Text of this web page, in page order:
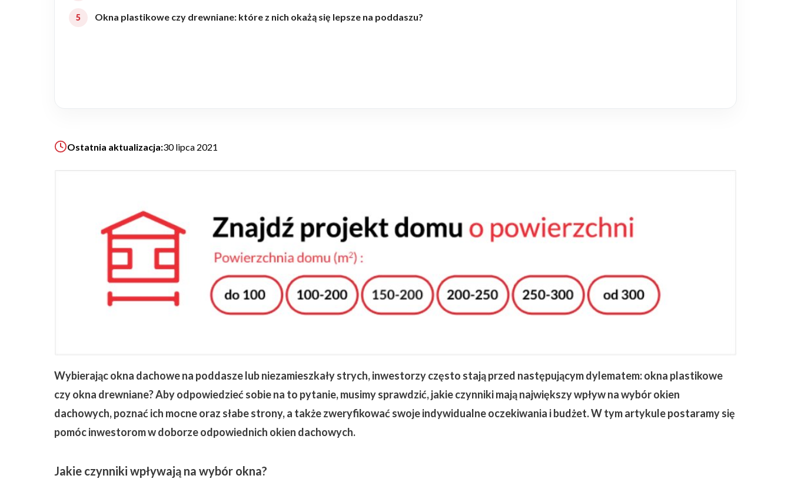
Budynki biurowe
Ogrody
KALKULATOR BUDOWY
ZAPISZ SIĘ
Okna plastikowe czy drewniane: które z nich okażą się lepsze na poddaszu?
Ostatnia aktualizacja:30 lipca 2021
Wybierając okna dachowe na poddasze lub niezamieszkały strych, inwestorzy często stają przed następującym dylematem: okna plastikowe
czy okna drewniane? Aby odpowiedzieć sobie na to pytanie, musimy sprawdzić, jakie czynniki mają największy wpływ na wybór okien
dachowych, poznać ich mocne oraz słabe strony, a także zweryfikować swoje indywidualne oczekiwania i budżet. W tym artykule postaramy się
pomóc inwestorom w doborze odpowiednich okien dachowych.
Jakie czynniki wpływają na wybór okna?